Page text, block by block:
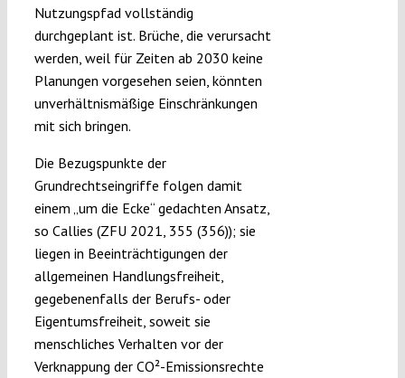
Nutzungspfad vollständig
durchgeplant ist. Brüche, die verursacht
werden, weil für Zeiten ab 2030 keine
Planungen vorgesehen seien, könnten
unverhältnismäßige Einschränkungen
mit sich bringen.
Die Bezugspunkte der
Grundrechtseingriffe folgen damit
einem „um die Ecke“ gedachten Ansatz,
so Callies (ZFU 2021, 355 (356)); sie
liegen in Beeinträchtigungen der
allgemeinen Handlungsfreiheit,
gegebenenfalls der Berufs- oder
Eigentumsfreiheit, soweit sie
menschliches Verhalten vor der
Verknappung der CO²-Emissionsrechte